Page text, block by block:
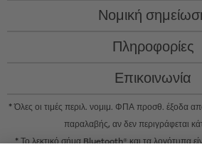
Νομική
Πληροφορίες
Επικοινωνία
* Όλες οι τιμές περιλ. νομιμ. ΦΠΑ προσθ. έξοδα
παραλαβής, αν δεν περιγράφεται
* Το λεκτικό σήμα Bluetooth® και τα λογότυπα